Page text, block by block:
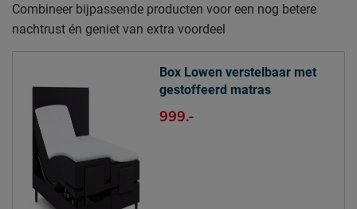
Specificaties boxspring
Kleur
black
Afdeklaag dikte
2
Matras(sen)
Modelnaam matras
Opbouw matraskern
Type comfortlaag
Combineer bijpassende producten voor een nog betere
nachtrust én geniet van extra voordeel
Box Lowen verstelbaar met
gestoffeerd matras
999.-